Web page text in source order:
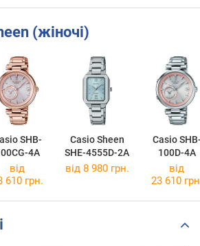
(жіночі)
SHB-
4A
Casio Sheen
SHE-4555D-2A
Casio
100D-4A
від
610 грн.
від 8 980 грн.
від
23 610